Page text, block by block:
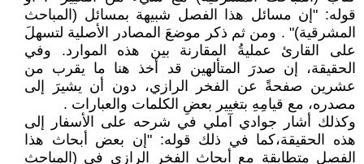
قوله: "إن مسائل هذا الفصل شبيهة بمسائل (المباحث
المشرقية)" . ومن ثم ذكر موضعَ المصادر الأصلية لتسهلَ
على القارئ عمليةُ المقارنة بين هذه الموارد. وفي
الحقيقة، إن صدرَ المتألهين قد أخذ هنا ما يقرب من
عشرين صفحةً عن الفخر الرازي، دون أن يشيرَ إلى
مصدره، مع قيامِهِ بتغيير بعضِ الكلمات والعبارات .
وكذلك أشار جوادي آملي في شرحه على الأسفار إلى
هذه الحقيقة،كما في ذلك قوله: "إن بعض أبحاث هذا
الفصل متطابقة مع أبحاث الفخر الرازي في (المباحث